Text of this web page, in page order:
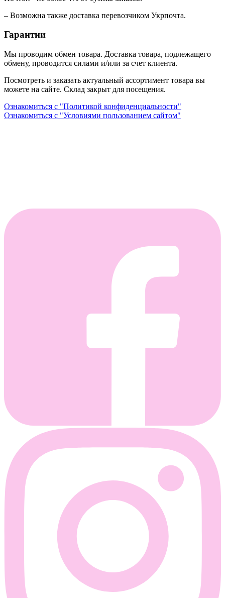
– Возможна также доставка перевозчиком Укрпочта.
Гарантии
Мы проводим обмен товара. Доставка товара, подлежащего
обмену, проводится силами и/или за счет клиента.
Посмотреть и заказать актуальный ассортимент товара вы
можете на сайте. Склад закрыт для посещения.
Ознакомиться с "Политикой конфиденциальности"
Ознакомиться с "Условиями пользованием сайтом"